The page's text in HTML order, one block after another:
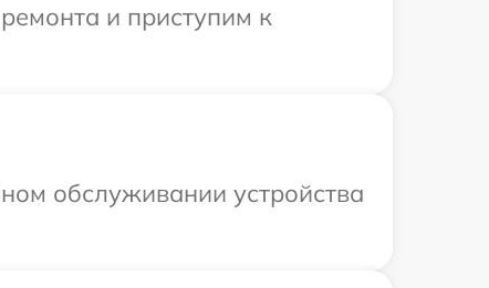
и приступим к
обслуживании устройства